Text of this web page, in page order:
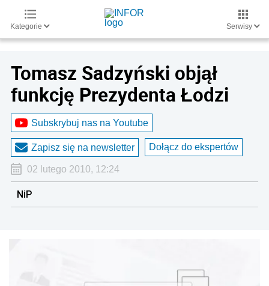
Kategorie Serwisy
Tomasz Sadzyński objął
funkcję Prezydenta Łodzi
Subskrybuj nas na Youtube
Zapisz się na newsletter Dołącz do ekspertów
02 lutego 2010, 12:24
NiP